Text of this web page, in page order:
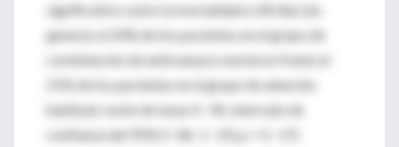
significativo sobre la mortalidad a 28 días (en
general, el 20% de los pacientes en el grupo de
combinación de anticuerpos murieron frente al
21% de los pacientes en el grupo de atención
habitual; razón de tasas 0 · 96; intervalo de
confianza del 95% 0 · 86–1 · 03; p = 0 · 17).